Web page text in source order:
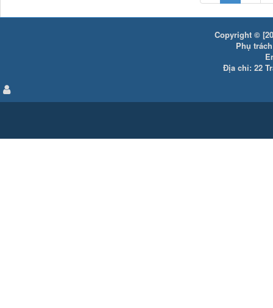
Copyright ©
Phụ
Địa chỉ: 22